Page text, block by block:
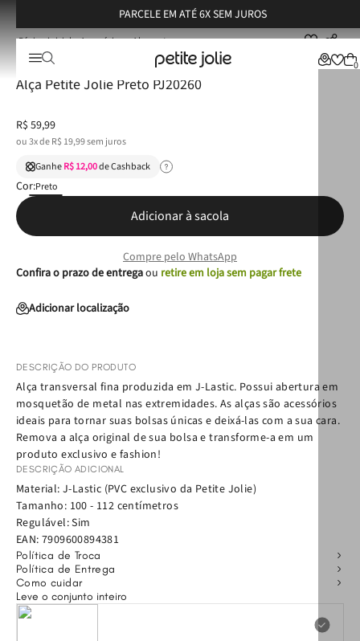
PARCELE EM ATÉ 6X SEM JUROS
0
Acessórios Alças Alça Petite Jolie Preto PJ20260
☆☆
Alça Petite Jolie Preto PJ20260
R$ 59,99
ou3x deR$ 19,99sem juros
GanheR$ 12,00de Cashback
Cor:Preto
Adicionar à sacola
Compre pelo WhatsApp
Confira o prazo de entregaou retire em loja sem pagar frete
Adicionar localização
DESCRIÇÃO DO PRODUTO
Alça transversal fina produzida em J-Lastic. Possui abertura em
mosquetão de metal nas extremidades. As alças são acessórios
ideais para tornar suas bolsas únicas e deixá-las com a sua cara.
Remova a alça original de sua bolsa e transforme-a em um
produto exclusivo e fashion!
DESCRIÇÃO ADICIONAL
Material: J-Lastic (PVC exclusivo da Petite Jolie)
Tamanho: 100 - 112 centímetros
Regulável: Sim
EAN: 7909600894381
Política de Troca
Política de Entrega
Como cuidar
Leve o conjunto inteiro